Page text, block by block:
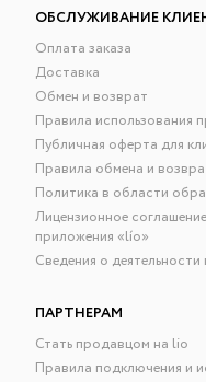
ОБСЛУЖИВАНИЕ
Оплата заказа
Доставка
Обмен и возврат
Правила использования
Публичная оферта для
Правила обмена и
Политика в области
Лицензионное
приложения «lío»
Сведения о
ПАРТНЕРАМ
Стать продавцом на lio
Правила подключения и